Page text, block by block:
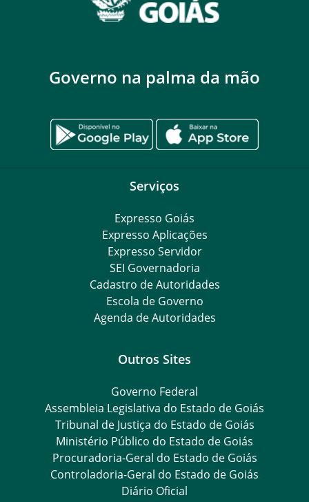
Governo na palma da mão
Serviços
Expresso Goiás
Expresso Aplicações
Expresso Servidor
SEI Governadoria
Cadastro de Autoridades
Escola de Governo
Agenda de Autoridades
Outros Sites
Governo Federal
Assembleia Legislativa do Estado de Goiás
Tribunal de Justiça do Estado de Goiás
Ministério Público do Estado de Goiás
Procuradoria-Geral do Estado de Goiás
Controladoria-Geral do Estado de Goiás
Diário Oficial